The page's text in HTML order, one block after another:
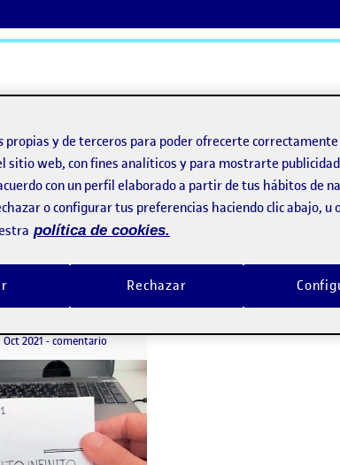
mano I: Cojamos el lápiz
de publicación
Oct 202124 octubre, 2021 5:26 pm
-comentarioen Salto Infinito
propias y de terceros para poder ofrecerte
sitio web, con fines analíticos y para mostrarte publicidad
con un perfil elaborado a partir de tus hábitos de
o configurar tus preferencias haciendo clic abajo, u
política de cookies.
Rechazar